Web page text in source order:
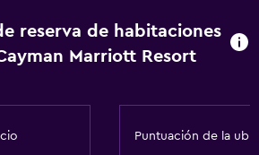
reserva de habitaciones
Marriott Resort
Puntuación de la